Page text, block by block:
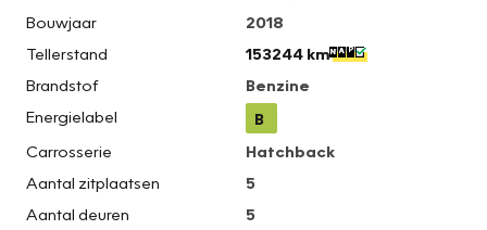
Bouwjaar
2018
Tellerstand
153244 km
Brandstof
Benzine
Energielabel
B
Carrosserie
Hatchback
Aantal zitplaatsen
5
Aantal deuren
5